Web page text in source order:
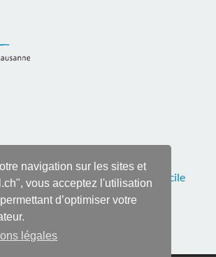
navigation sur les sites et
vous acceptez l'utilisation
d’optimiser votre
légales
ou remarques, contactez
Cécile
90